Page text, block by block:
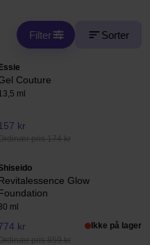
Filter Sorter
Essie
Couture
ml
157 kr
pris 174 kr
Glow
ml
kr
pris 859 kr
Ikke på lager